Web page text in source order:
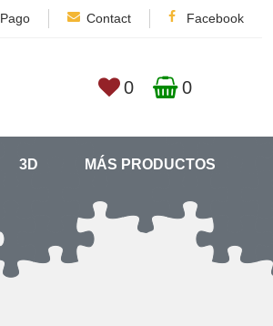
Pago Contact Facebook
0 0
3D MÁS PRODUCTOS